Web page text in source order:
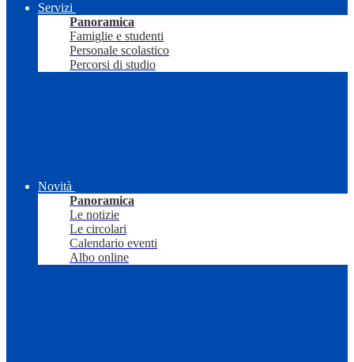
Servizi
Panoramica
Famiglie e studenti
Personale scolastico
Percorsi di studio
Novità
Panoramica
Le notizie
Le circolari
Calendario eventi
Albo online